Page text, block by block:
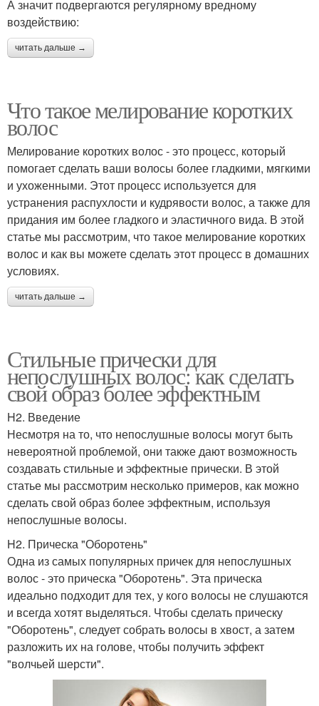
А значит подвергаются регулярному вредному
воздействию:
читать дальше →
Что такое мелирование коротких
волос
Мелирование коротких волос - это процесс, который
помогает сделать ваши волосы более гладкими, мягкими
и ухоженными. Этот процесс используется для
устранения распухлости и кудрявости волос, а также для
придания им более гладкого и эластичного вида. В этой
статье мы рассмотрим, что такое мелирование коротких
волос и как вы можете сделать этот процесс в домашних
условиях.
читать дальше →
Стильные прически для
непослушных волос: как сделать
свой образ более эффектным
H2. Введение
Несмотря на то, что непослушные волосы могут быть
невероятной проблемой, они также дают возможность
создавать стильные и эффектные прически. В этой
статье мы рассмотрим несколько примеров, как можно
сделать свой образ более эффектным, используя
непослушные волосы.
H2. Прическа "Оборотень"
Одна из самых популярных причек для непослушных
волос - это прическа "Оборотень". Эта прическа
идеально подходит для тех, у кого волосы не слушаются
и всегда хотят выделяться. Чтобы сделать прическу
"Оборотень", следует собрать волосы в хвост, а затем
разложить их на голове, чтобы получить эффект
"волчьей шерсти".